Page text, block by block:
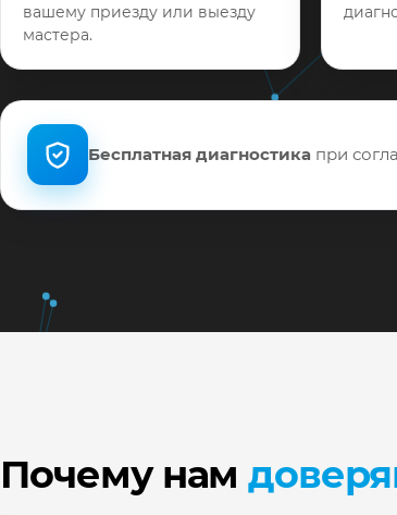
вашему приезду или выезду
мастера.
Бесплатная диагностика при
Почему нам